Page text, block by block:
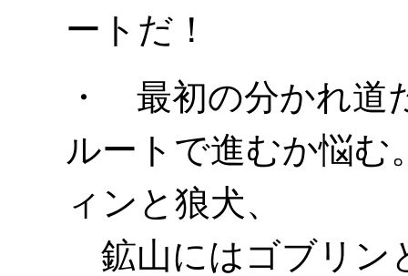
ートだ！
・ 最初の分かれ道
ルートで進むか悩
ィンと狼犬、
鉱山にはゴブリン